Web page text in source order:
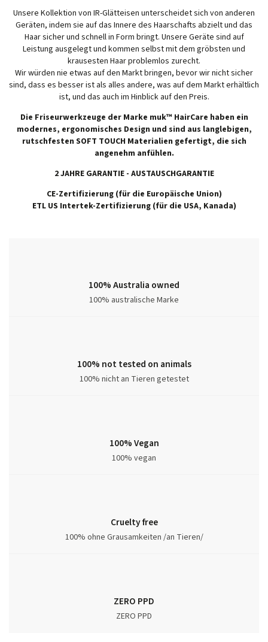
Unsere Kollektion von IR-Glätteisen unterscheidet sich von anderen
Geräten, indem sie auf das Innere des Haarschafts abzielt und das
Haar sicher und schnell in Form bringt. Unsere Geräte sind auf
Leistung ausgelegt und kommen selbst mit dem gröbsten und
krausesten Haar problemlos zurecht.
Wir würden nie etwas auf den Markt bringen, bevor wir nicht sicher
sind, dass es besser ist als alles andere, was auf dem Markt erhältlich
ist, und das auch im Hinblick auf den Preis.
Die Friseurwerkzeuge der Marke muk™ HairCare haben ein
modernes, ergonomisches Design und sind aus langlebigen,
rutschfesten SOFT TOUCH Materialien gefertigt, die sich
angenehm anfühlen.
2 JAHRE GARANTIE - AUSTAUSCHGARANTIE
CE-Zertifizierung (für die Europäische Union)
ETL US Intertek-Zertifizierung (für die USA, Kanada)
100% Australia owned
100% australische Marke
100% not tested on animals
100% nicht an Tieren getestet
100% Vegan
100% vegan
Cruelty free
100% ohne Grausamkeiten /an Tieren/
ZERO PPD
ZERO PPD